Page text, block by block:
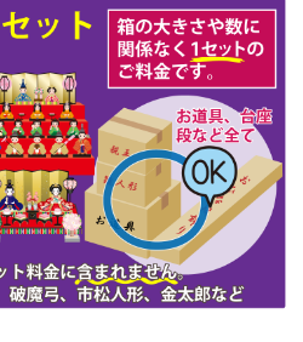
和3年12月3日(金)
和3年10月11日(月)
和3年9月13日(月)
和3年7月12日(月)
3年6月3日(木)
和3年4月23日(金)